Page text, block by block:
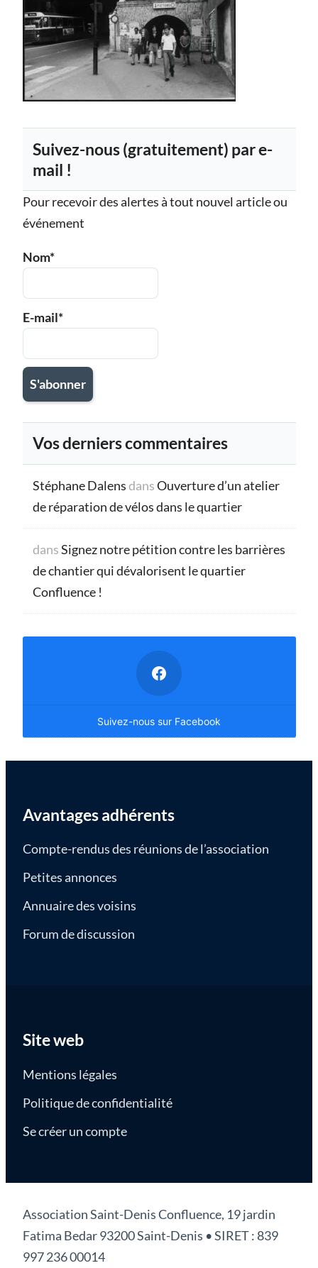
Suivez-nous (gratuitement) par e-
mail !
Pour recevoir des alertes à tout nouvel article ou
événement
Nom*
E-mail*
Vos derniers commentaires
Stéphane DalensdansOuverture d’un atelier
de réparation de vélos dans le quartier
dansSignez notre pétition contre les barrières
de chantier qui dévalorisent le quartier
Confluence !
Suivez-nous sur Facebook
Avantages adhérents
Compte-rendus des réunions de l’association
Petites annonces
Annuaire des voisins
Forum de discussion
Site web
Mentions légales
Politique de confidentialité
Se créer un compte
Association Saint-Denis Confluence, 19 jardin
Fatima Bedar 93200 Saint-Denis • SIRET : 839
997 236 00014